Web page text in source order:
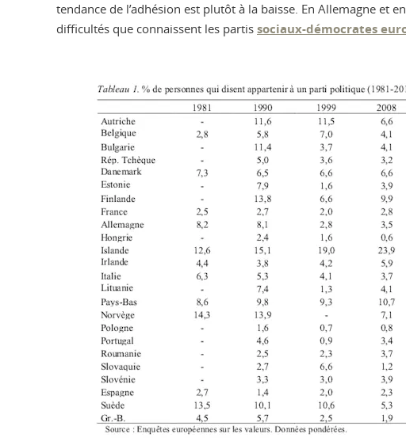
tendance de l’adhésion est plutôt à la baisse. En Allemagne et
difficultés que connaissent les partis sociaux-démocrates